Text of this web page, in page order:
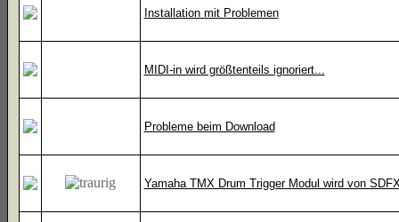
Installation mit Problemen
MIDI-in wird größtenteils ignoriert...
Probleme beim Download
Yamaha TMX Drum Trigger Modul wird von